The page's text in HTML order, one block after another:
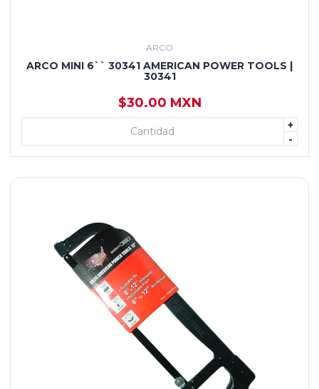
ARCO
ARCO MINI 6`` 30341 AMERICAN POWER TOOLS |
30341
$30.00 MXN
+
-
+ AGREGAR